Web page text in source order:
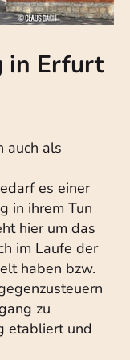
in Erfurt
auch als
es einer
in ihrem Tun
hier um das
im Laufe der
haben bzw.
zu
etabliert und